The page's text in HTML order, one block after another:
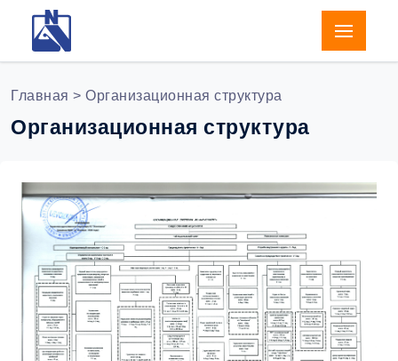
Главная > Организационная структура
Организационная структура